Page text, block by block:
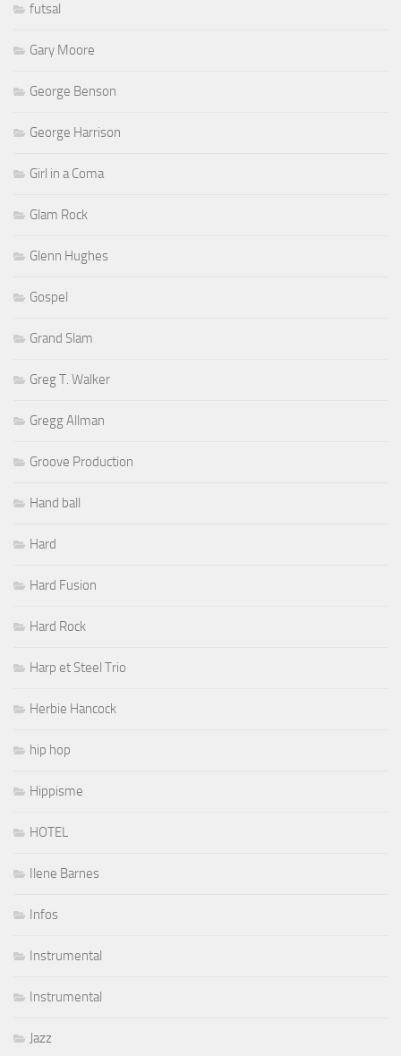
futsal
Gary Moore
George Benson
George Harrison
Girl in a Coma
Glam Rock
Glenn Hughes
Gospel
Grand Slam
Greg T. Walker
Gregg Allman
Groove Production
Hand ball
Hard
Hard Fusion
Hard Rock
Harp et Steel Trio
Herbie Hancock
hip hop
Hippisme
HOTEL
Ilene Barnes
Infos
Instrumental
Instrumental
Jazz